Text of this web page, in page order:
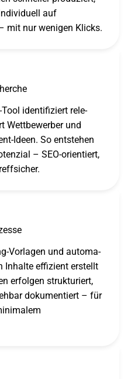
auf
mit nur weni­gen Klicks.
Tool iden­ti­fi­ziert rele­
Wettbewerber und
Ideen. So entste­hen
– SEO-orien­tiert,
Vorlagen und auto­ma­
Inhalte effi­zi­ent erstellt
erfol­gen struk­tu­riert,
doku­men­tiert – für